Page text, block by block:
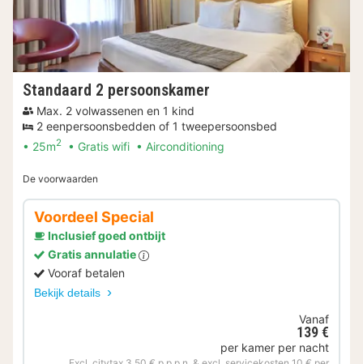
Standaard 2 persoonskamer
Max. 2 volwassenen en 1 kind
2 eenpersoonsbedden of 1 tweepersoonsbed
25m2 Gratis wifi Airconditioning
De voorwaarden
Voordeel Special
Inclusief goed ontbijt
Gratis annulatie
Vooraf betalen
Bekijk details
Vanaf
139 €
per kamer per nacht